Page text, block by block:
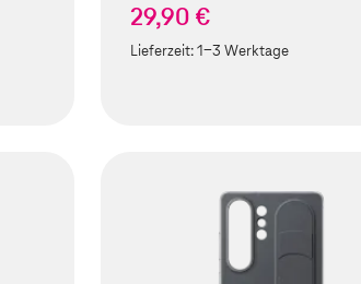
29,90 €
Lieferzeit:1-3 Werktage